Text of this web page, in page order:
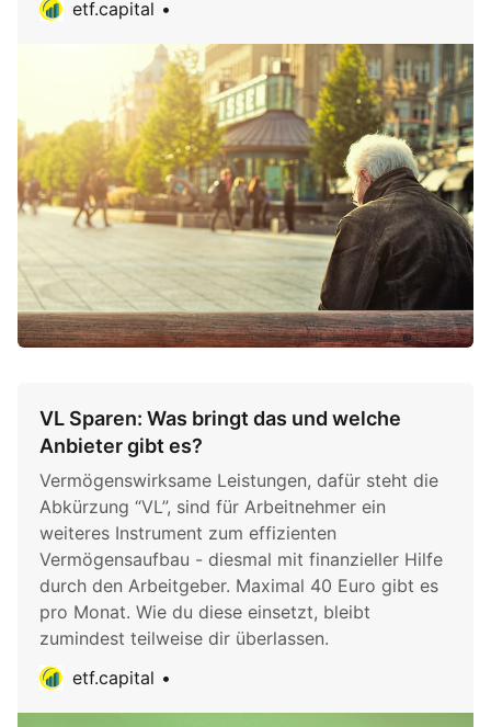
etf.capital
VL Sparen: Was bringt das und welche
Anbieter gibt es?
Vermögenswirksame Leistungen, dafür steht die
Abkürzung “VL”, sind für Arbeitnehmer ein
weiteres Instrument zum effizienten
Vermögensaufbau - diesmal mit finanzieller Hilfe
durch den Arbeitgeber. Maximal 40 Euro gibt es
pro Monat. Wie du diese einsetzt, bleibt
zumindest teilweise dir überlassen.
etf.capital